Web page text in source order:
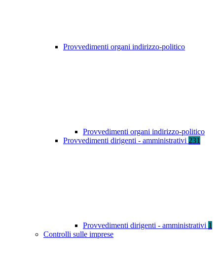
Provvedimenti organi indirizzo-politico
Provvedimenti organi indirizzo-politico
Provvedimenti dirigenti - amministrativi 231
Provvedimenti dirigenti - amministrativi 1
Controlli sulle imprese